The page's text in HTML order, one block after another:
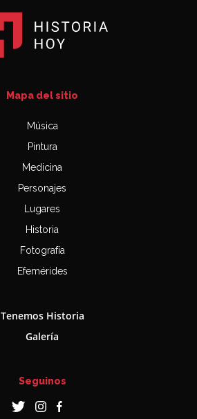
Mapa del sitio
Música
Pintura
Medicina
Personajes
Lugares
Historia
Fotografía
Efemérides
Tenemos Historia
Galería
Seguinos